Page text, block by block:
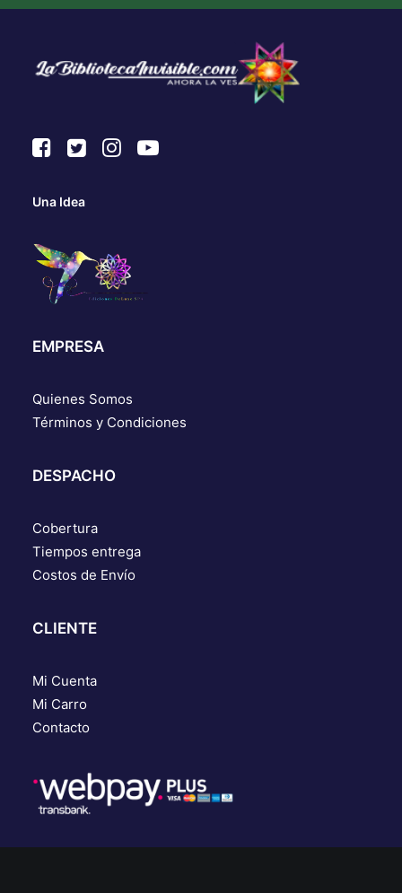
Una Idea
EMPRESA
Quienes Somos
Términos y Condiciones
DESPACHO
Cobertura
Tiempos entrega
Costos de Envío
CLIENTE
Mi Cuenta
Mi Carro
Contacto